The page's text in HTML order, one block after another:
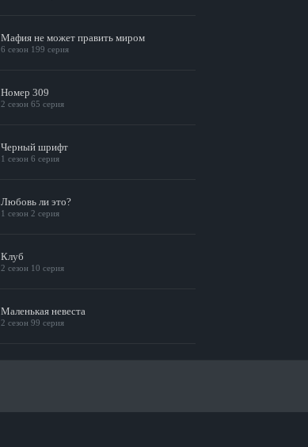
Мафия не может править миром
6 сезон 199 серия
Номер 309
2 сезон 65 серия
Черный шрифт
1 сезон 6 серия
Любовь ли это?
1 сезон 2 серия
Клуб
2 сезон 10 серия
Маленькая невеста
2 сезон 99 серия